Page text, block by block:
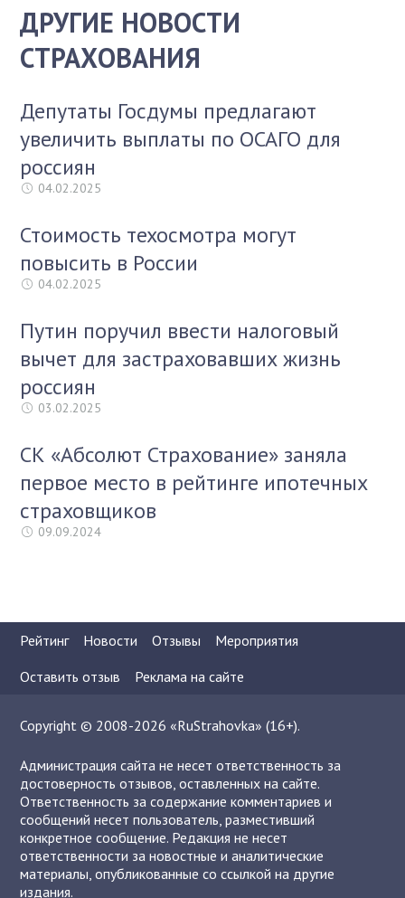
ДРУГИЕ НОВОСТИ
СТРАХОВАНИЯ
Депутаты Госдумы предлагают
увеличить выплаты по ОСАГО для
россиян
04.02.2025
Стоимость техосмотра могут
повысить в России
04.02.2025
Путин поручил ввести налоговый
вычет для застраховавших жизнь
россиян
03.02.2025
СК «Абсолют Страхование» заняла
первое место в рейтинге ипотечных
страховщиков
09.09.2024
Рейтинг Новости Отзывы
Мероприятия
Оставить отзыв
Реклама на сайте
Copyright © 2008-2026 «RuStrahovka» (16+).
Администрация сайта не несет ответственность за
достоверность отзывов, оставленных на сайте.
Ответственность за содержание комментариев и
сообщений несет пользователь, разместивший
конкретное сообщение. Редакция не несет
ответственности за новостные и аналитические
материалы, опубликованные со ссылкой на другие
издания.